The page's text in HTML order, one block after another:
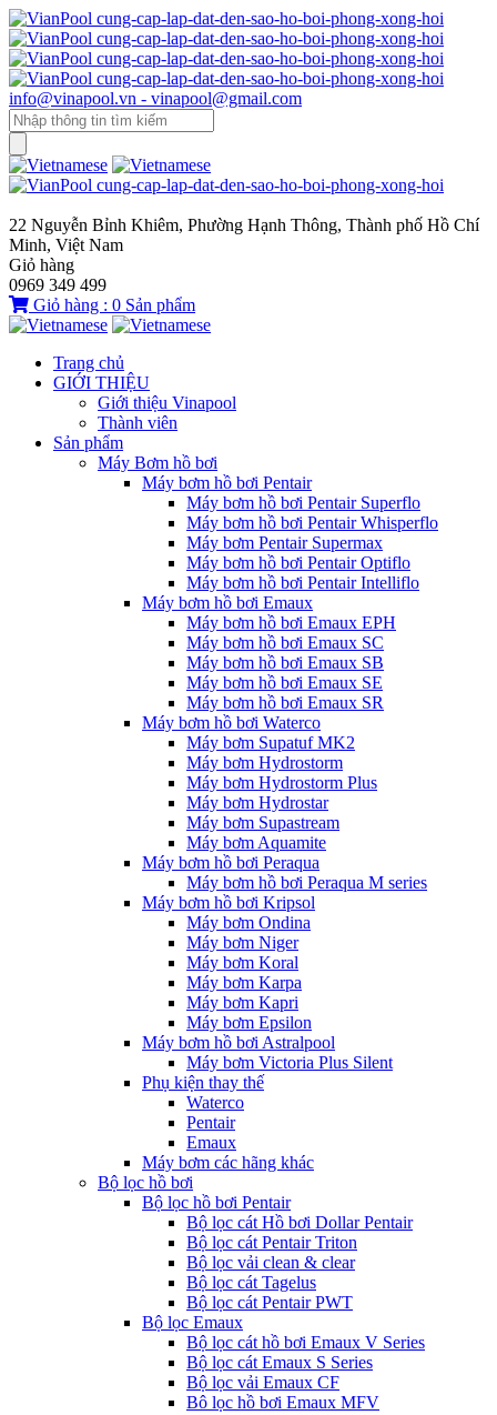
info@vinapool.vn - vinapool@gmail.com
22 Nguyễn Bỉnh Khiêm, Phường Hạnh Thông, Thành phố Hồ Chí
Minh, Việt Nam
Giỏ hàng
0969 349 499
Giỏ hàng : 0 Sản phẩm
Trang chủ
GIỚI THIỆU
Giới thiệu Vinapool
Thành viên
Sản phẩm
Máy Bơm hồ bơi
Máy bơm hồ bơi Pentair
Máy bơm hồ bơi Pentair Superflo
Máy bơm hồ bơi Pentair Whisperflo
Máy bơm Pentair Supermax
Máy bơm hồ bơi Pentair Optiflo
Máy bơm hồ bơi Pentair Intelliflo
Máy bơm hồ bơi Emaux
Máy bơm hồ bơi Emaux EPH
Máy bơm hồ bơi Emaux SC
Máy bơm hồ bơi Emaux SB
Máy bơm hồ bơi Emaux SE
Máy bơm hồ bơi Emaux SR
Máy bơm hồ bơi Waterco
Máy bơm Supatuf MK2
Máy bơm Hydrostorm
Máy bơm Hydrostorm Plus
Máy bơm Hydrostar
Máy bơm Supastream
Máy bơm Aquamite
Máy bơm hồ bơi Peraqua
Máy bơm hồ bơi Peraqua M series
Máy bơm hồ bơi Kripsol
Máy bơm Ondina
Máy bơm Niger
Máy bơm Koral
Máy bơm Karpa
Máy bơm Kapri
Máy bơm Epsilon
Máy bơm hồ bơi Astralpool
Máy bơm Victoria Plus Silent
Phụ kiện thay thế
Waterco
Pentair
Emaux
Máy bơm các hãng khác
Bộ lọc hồ bơi
Bộ lọc hồ bơi Pentair
Bộ lọc cát Hồ bơi Dollar Pentair
Bộ lọc cát Pentair Triton
Bộ lọc vải clean & clear
Bộ lọc cát Tagelus
Bộ lọc cát Pentair PWT
Bộ lọc Emaux
Bộ lọc cát hồ bơi Emaux V Series
Bộ lọc cát Emaux S Series
Bộ lọc vải Emaux CF
Bô lọc hồ bơi Emaux MFV